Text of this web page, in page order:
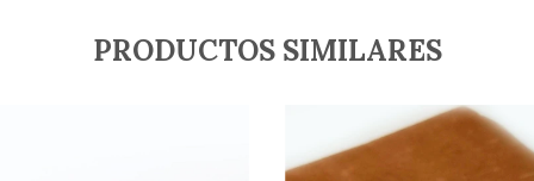
PRODUCTOS SIMILARES